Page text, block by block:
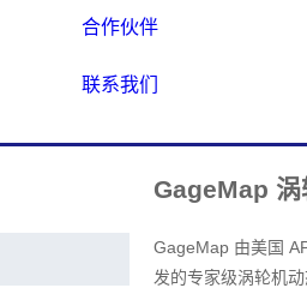
合作伙伴
联系我们
GageMap 涡
GageMap 由美国
发的专家级涡轮机